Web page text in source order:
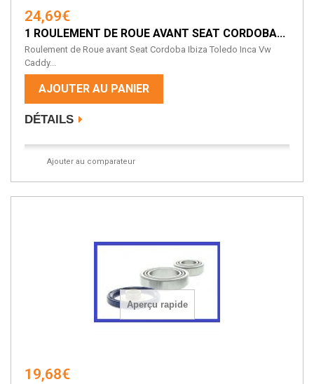
24,69€
1 ROULEMENT DE ROUE AVANT SEAT CORDOBA...
Roulement de Roue avant Seat Cordoba Ibiza Toledo Inca Vw
Caddy...
AJOUTER AU PANIER
DÉTAILS
Ajouter au comparateur
Aperçu rapide
19,68€